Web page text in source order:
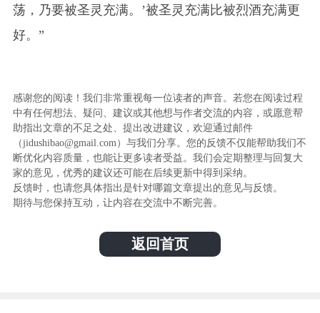
荡，乃要被圣灵充满。’被圣灵充满比被烈酒充满更
好。”
感谢您的阅读！我们非常重视每一位读者的声音。若您在阅读过程
中有任何想法、疑问、建议或其他想与作者交流的内容，或愿意帮
助指出文章的不足之处、提出改进建议，欢迎通过邮件
（jidushibao@gmail.com）与我们分享。您的反馈不仅能帮助我们不
断优化内容质量，也能让更多读者受益。我们会定期整理与回复大
家的意见，优秀的建议还可能在后续更新中得到采纳。
反馈时，也请您具体指出是针对哪篇文章提出的意见与反馈。
期待与您保持互动，让内容在交流中不断完善。
返回首页